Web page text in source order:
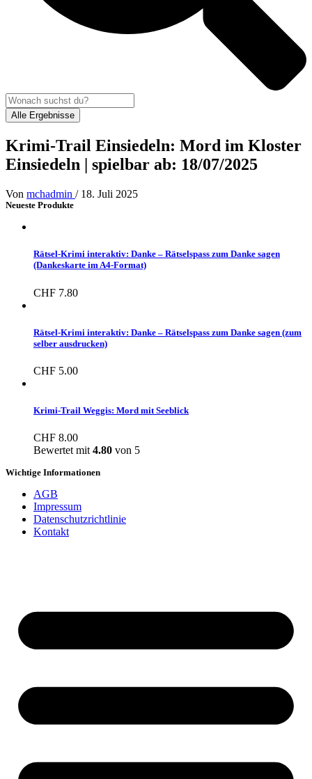
Alle Ergebnisse
Krimi-Trail Einsiedeln: Mord im Kloster
Einsiedeln | spielbar ab: 18/07/2025
Von mchadmin / 18. Juli 2025
Neueste Produkte
Rätsel-Krimi interaktiv: Danke – Rätselspass zum Danke sagen
(Dankeskarte im A4-Format)
CHF 7.80
Rätsel-Krimi interaktiv: Danke – Rätselspass zum Danke sagen (zum
selber ausdrucken)
CHF 5.00
Krimi-Trail Weggis: Mord mit Seeblick
CHF 8.00
Bewertet mit 4.80 von 5
Wichtige Informationen
AGB
Impressum
Datenschutzrichtlinie
Kontakt